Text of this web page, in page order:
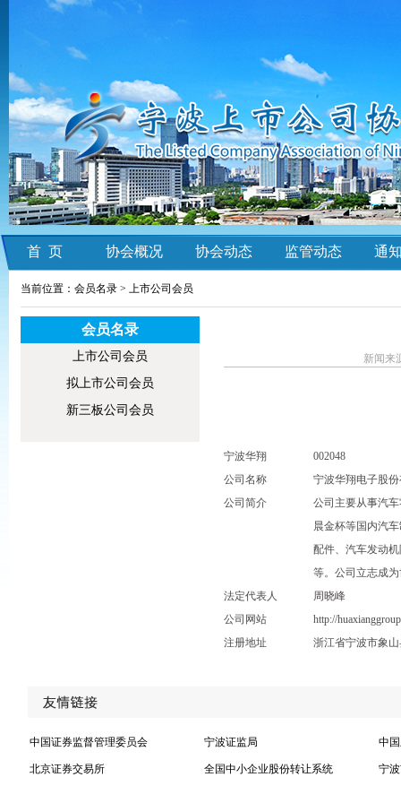
首 页 协会概况 协会动态 监管动态 通
当前位置：会员名录 > 上市公司会员
会员名录
上市公司会员
拟上市公司会员
新三板公司会员
新闻来
宁波华翔
002048
公司名称
宁波华翔电子股
公司简介
公司主要从事汽
晨金杯等国内汽
配件、汽车发动
等。公司立志成
法定代表人
周晓峰
公司网站
http://
注册地址
浙江省宁波市象
中国证券监督管理委员会 宁波证监局 中
北京证券交易所 全国中小企业股份转让系统 宁